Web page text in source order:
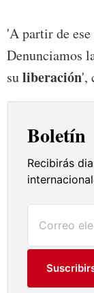
'A partir de
Denunciamos
suliberación',
Boletín
Recibirás